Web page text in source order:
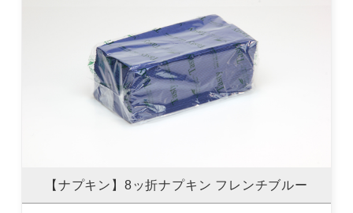
【ナプキン】8ッ折ナプキン フレンチブルー